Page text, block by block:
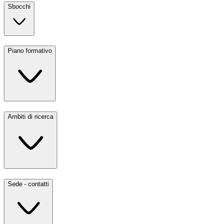
Sbocchi
Piano formativo
Ambiti di ricerca
Sede - contatti